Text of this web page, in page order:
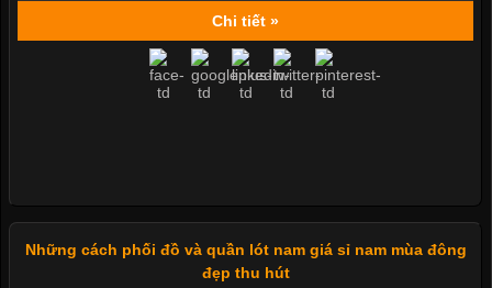
Chi tiết »
Những cách phối đồ và quần lót nam giá sỉ nam mùa đông
đẹp thu hút